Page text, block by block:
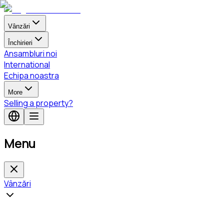
Vânzări
Închirieri
Ansambluri noi
International
Echipa noastra
More
Selling a property?
Menu
Vânzări